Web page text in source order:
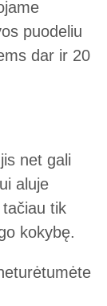
puodeliu
dar ir 20
net gali
aluje
tik
kokybę.